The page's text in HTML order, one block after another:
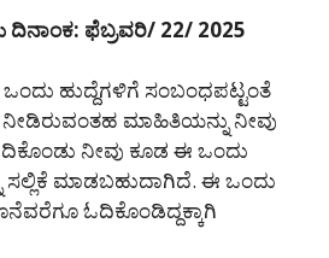
ಫೆಬ್ರವರಿ/ 22/ 2025
ಹುದ್ದೆಗಳಿಗೆ ಸಂಬಂಧಪಟ್ಟಂತೆ
ಮಾಹಿತಿಯನ್ನು ನೀವು
ನೀವು ಕೂಡ ಈ ಒಂದು
ಸಲ್ಲಿಕೆ ಮಾಡಬಹುದಾಗಿದೆ. ಈ ಒಂದು
ಓದಿಕೊಂಡಿದ್ದಕ್ಕಾಗಿ